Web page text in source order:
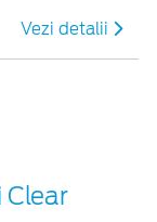
Vezi detalii
Clear